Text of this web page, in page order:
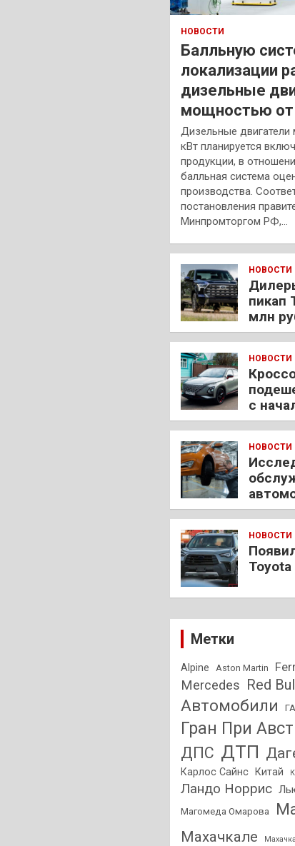
НОВОСТИ
Балльную
локализации
дизельные
мощностью от
Дизельные
кВт планируется
продукции, в
балльная система
производства.
постановления
Минпромторгом РФ,…
НОВОСТИ
пикап
млн
НОВОСТИ
с
НОВОСТИ
НОВОСТИ
Toyota
Метки
Alpine Aston Martin
Mercedes Red
Автомобили
Гран При
ДПС ДТП
Карлос Сайнс Китай
Ландо Норрис
Магомеда Омарова
Махачкале